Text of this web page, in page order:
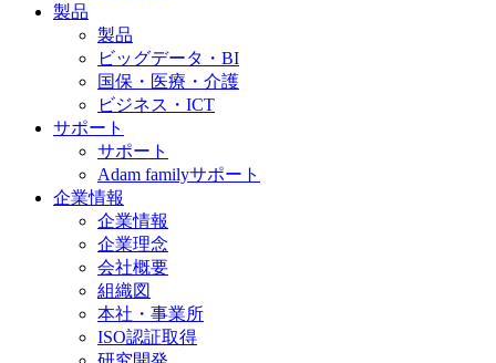
製品
製品
ビッグデータ・BI
国保・医療・介護
ビジネス・ICT
サポート
サポート
Adam familyサポート
企業情報
企業情報
企業理念
会社概要
組織図
本社・事業所
ISO認証取得